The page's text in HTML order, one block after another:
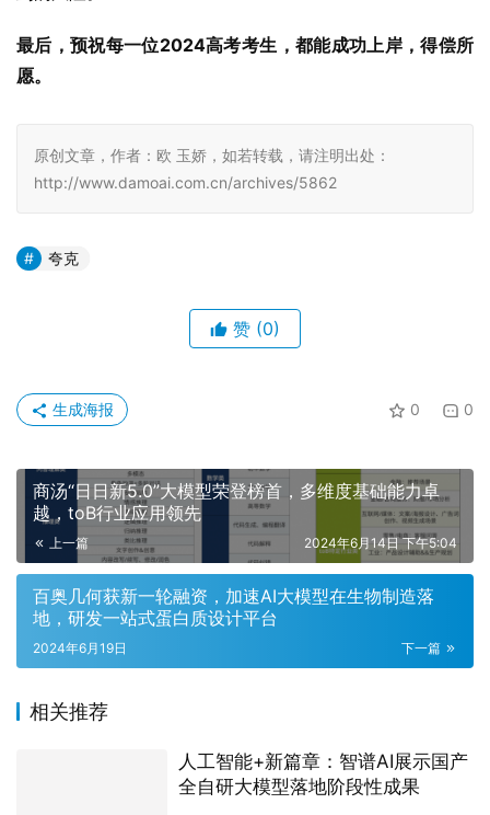
最后，预祝每一位2024高考考生，都能成功上岸，得偿所
愿。
原创文章，作者：欧 玉娇，如若转载，请注明出处：
http://www.damoai.com.cn/archives/5862
夸克
赞 (0)
0 0
生成海报
商汤“日日新5.0”大模型荣登榜首，多维度基础能力卓
越，toB行业应用领先
上一篇 2024年6月14日 下午5:04
百奥几何获新一轮融资，加速AI大模型在生物制造落
地，研发一站式蛋白质设计平台
下一篇
2024年6月19日
相关推荐
人工智能+新篇章：智谱AI展示国产
全自研大模型落地阶段性成果